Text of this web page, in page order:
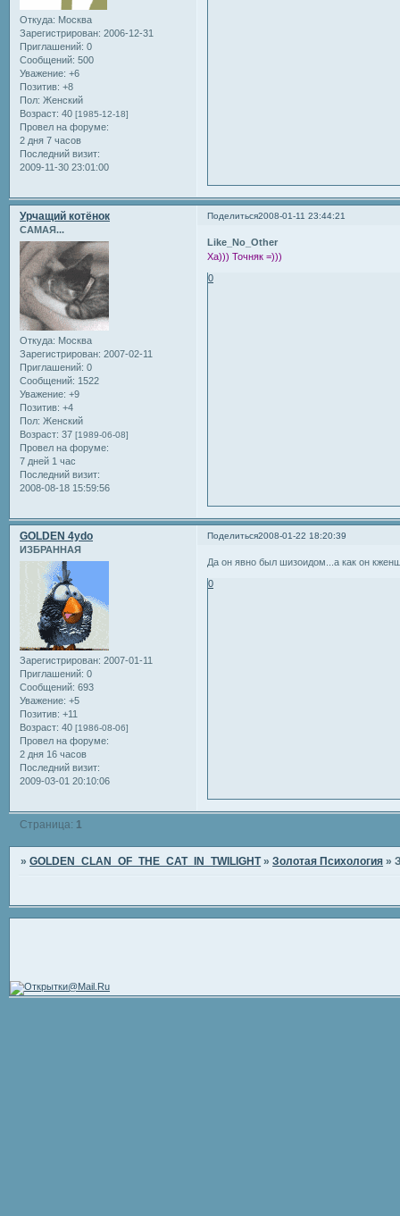
Откуда: Москва
Зарегистрирован: 2006-12-31
Приглашений: 0
Сообщений: 500
Уважение: +6
Позитив: +8
Пол: Женский
Возраст: 40 [1985-12-18]
Провел на форуме:
2 дня 7 часов
Последний визит:
2009-11-30 23:01:00
Поделиться2008-01-11 23:44:21
Урчащий котёнок
САМАЯ...
Откуда: Москва
Зарегистрирован: 2007-02-11
Приглашений: 0
Сообщений: 1522
Уважение: +9
Позитив: +4
Пол: Женский
Возраст: 37 [1989-06-08]
Провел на форуме:
7 дней 1 час
Последний визит:
2008-08-18 15:59:56
Like_No_Other
Ха))) Точняк =)))
0
Поделиться2008-01-22 18:20:39
GOLDEN 4ydo
ИЗБРАННАЯ
Зарегистрирован: 2007-01-11
Приглашений: 0
Сообщений: 693
Уважение: +5
Позитив: +11
Возраст: 40 [1986-08-06]
Провел на форуме:
2 дня 16 часов
Последний визит:
2009-03-01 20:10:06
Да он явно был шизоидом...а как он
0
Страница: 1
»GOLDEN_CLAN_OF_THE_CAT_IN_TWILIGHT »Золотая Психология »